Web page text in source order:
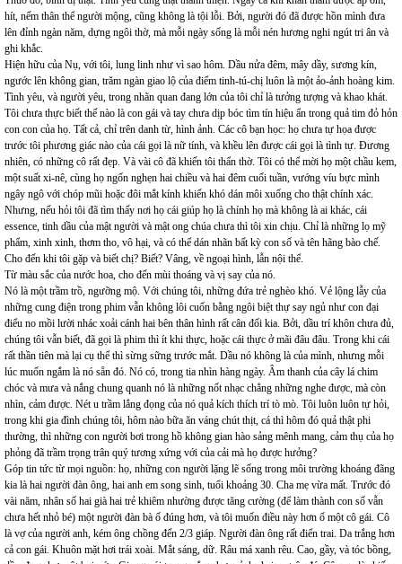
hít, nếm thân thể người mộng, cũng không là tội lỗi. Bởi, người đó đã được hồn mình đưa
lên đỉnh ngàn năm, dựng ngôi thờ, mà mỗi ngày sống là mỗi nén hương nghi ngút tri ân và
ghi khắc.
Hiện hữu của Nụ, với tôi, lung linh như vì sao hôm. Dầu nửa đêm, mây dầy, sương kín,
ngước lên không gian, trăm ngàn giao lộ của điểm tinh-tú-chị luôn là một ảo-ảnh hoàng kim.
Tình yêu, và người yêu, trong nhãn quan đang lớn của tôi chỉ là tưởng tượng và khao khát.
Tôi chưa thực biết thế nào là con gái và tay chưa dịp bóc tìm tín hiệu ẩn trong quả tim đỏ hỏn
con con của họ. Tất cả, chỉ trên danh từ, hình ảnh. Các cô bạn học: họ chưa tự họa được
trước tôi phương giác nào của cái gọi là nữ tính, và khều lên được cái gọi là tình tự. Đương
nhiên, có những cô rất đẹp. Và vài cô đã khiến tôi thẩn thờ. Tôi có thể mời họ một chầu kem,
một suất xi-nê, cùng họ ngốn nghẹn hai chiều và hai đêm cuối tuần, vướng víu bực mình
ngây ngô với chóp mũi hoặc đôi mắt kính khiến khó dán môi xuống cho thật chính xác.
Nhưng, nếu hỏi tôi đã tìm thấy nơi họ cái giúp họ là chính họ mà không là ai khác, cái
essence, tinh dầu của mật người và mật ong chúa chưa thì tôi xin chịu. Chỉ là những lọ mỹ
phẩm, xinh xinh, thơm tho, vô hại, và có thể dán nhãn bất kỳ con số và tên hãng bào chế.
Cho đến khi tôi gặp và biết chị? Biết? Vâng, về ngoại hình, lẫn nội thể.
Từ màu sắc của nước hoa, cho đến mùi thoáng và vị say của nó.
Nó là một trầm trồ, ngưỡng mộ. Với chúng tôi, những đứa trẻ nghèo khó. Vẻ lộng lẫy của
những cung điện trong phim vẫn không lôi cuốn bằng ngôi biệt thự say ngủ như con đại
điểu no mồi lười nhác xoải cánh hai bên thân hình rất cân đối kia. Bởi, dầu trí khôn chưa đủ,
chúng tôi vẫn biết, đã gọi là phim thì ít khi thực, hoặc cái thực ở mãi đâu đâu. Trong khi cái
rất thần tiên mà lại cụ thể thì sừng sững trước mắt. Dầu nó không là của mình, nhưng mỗi
lúc muốn ngắm là nó sẵn đó. Nó có, trong tia nhìn hàng ngày. Âm thanh của cây lá chim
chóc và mưa và nắng chung quanh nó là những nốt nhạc chẳng những nghe được, mà còn
nhìn, cảm được. Nét u trầm lắng đọng của nó quả kích thích trí tò mò. Tôi luôn luôn tự hỏi,
trong khi gia đình chúng tôi, hôm nào bữa ăn váng chút thịt, cá thì hôm đó quả thật phi
thường, thì những con người bơi trong hồ không gian hào sảng mênh mang, cảm thụ của họ
phỏng đã trầm trọng trân quý tương xứng với của cải mà họ được hưởng?
Góp tin tức từ mọi nguồn: họ, những con người lặng lẽ sống trong môi trường khoáng đãng
kia là hai người đàn ông, hai anh em song sinh, tuổi khoảng 30. Cha mẹ vừa mất. Trước đó
vài năm, nhân số hai già hai trẻ khiêm nhường được tăng cường (để làm thành con số vẫn
chưa hết nhỏ bé) một người đàn bà ố đúng hơn, và tôi muốn điều này hơn ố một cô gái. Cô
là vợ của người anh, kém ông chồng đến 2/3 giáp. Người đàn ông rất điển trai. Da trắng hơn
cả con gái. Khuôn mặt hơi trái xoài. Mắt sáng, dữ. Râu má xanh rêu. Cao, gầy, và tóc bồng,